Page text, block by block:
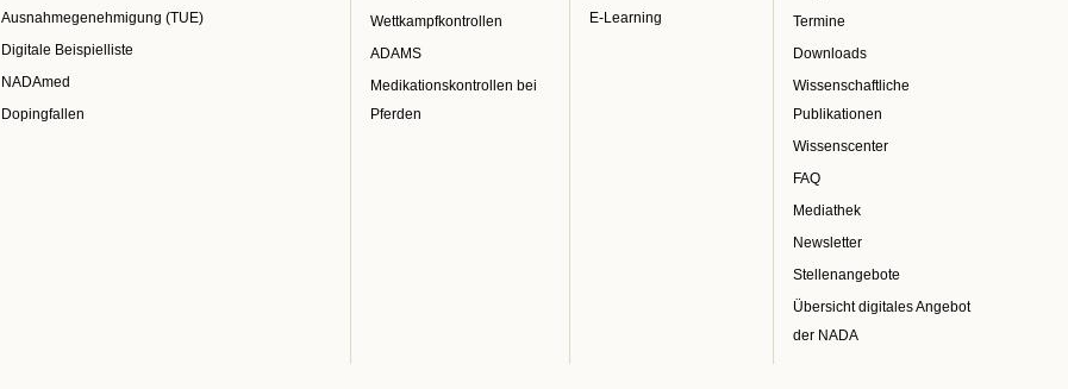
Ausnahmegenehmigung (TUE)
Digitale Beispielliste
NADAmed
Dopingfallen
Wettkampfkontrollen
ADAMS
Medikationskontrollen bei
Pferden
E-Learning
Termine
Downloads
Wissenschaftliche
Publikationen
Wissenscenter
FAQ
Mediathek
Newsletter
Stellenangebote
Übersicht digitales Angebot
der NADA